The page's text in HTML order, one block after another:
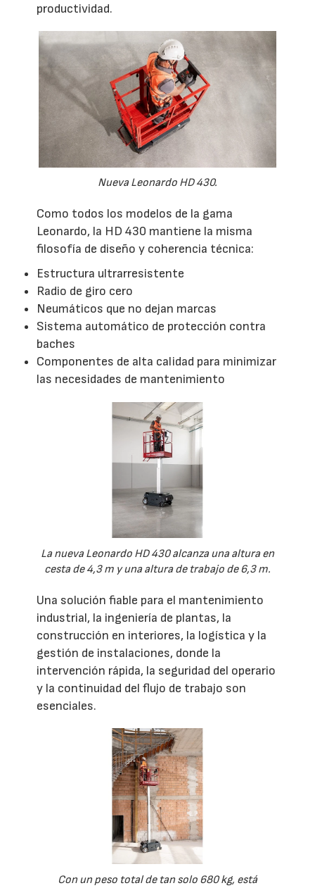
productividad.
Nueva Leonardo HD 430.
Como todos los modelos de la gama
Leonardo, la HD 430 mantiene la misma
filosofía de diseño y coherencia técnica:
Estructura ultrarresistente
Radio de giro cero
Neumáticos que no dejan marcas
Sistema automático de protección contra
baches
Componentes de alta calidad para minimizar
las necesidades de mantenimiento
La nueva Leonardo HD 430 alcanza una altura en
cesta de 4,3 m y una altura de trabajo de 6,3 m.
Una solución fiable para el mantenimiento
industrial, la ingeniería de plantas, la
construcción en interiores, la logística y la
gestión de instalaciones, donde la
intervención rápida, la seguridad del operario
y la continuidad del flujo de trabajo son
esenciales.
Con un peso total de tan solo 680 kg, está